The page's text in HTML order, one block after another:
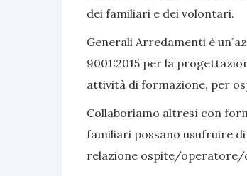
dei familiari e dei volontari.
Generali Arredamenti è
9001:2015 per la
attività di formazione, per
Collaboriamo altresì con
familiari possano usufruire
relazione ospite/operatore/